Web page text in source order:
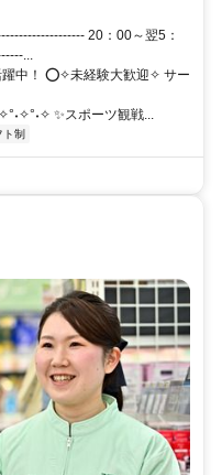
イン＞ ＜東京メトロ | 丸ノ内
線/東武東上線/つくばエクス
20：00～翌5：
...
中！ ⭕✧未経験大歓迎✧ サー
✨スポーツ観戦...
ト制